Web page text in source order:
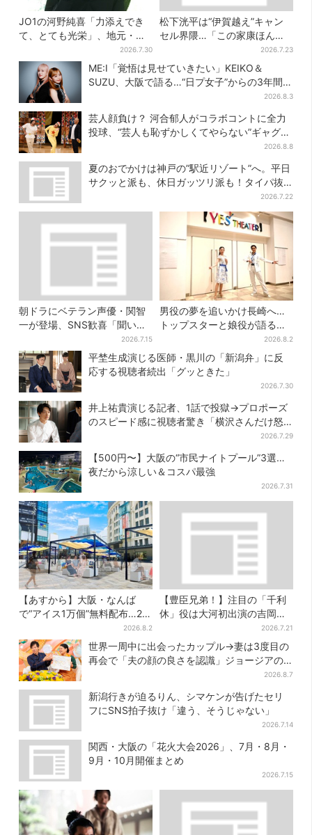
JO1の河野純喜「力添えでき
て、とても光栄」、地元・奈
良へ凱旋！学生時代の思い出
エピソードも
2026.7.30
松下洸平は“伊賀越え”キャン
セル界隈…「この家康ほんと
憎たらしいな」【豊臣兄弟】
2026.7.23
ME:I「覚悟は見せていきたい」KEIKO＆
SUZU、大阪で語る…“日プ女子”からの3年間
2026.8.3
芸人顔負け？ 河合郁人がコラボコントに全力
投球、“芸人も恥ずかしくてやらない”ギャグに
2026.8.8
夏のおでかけは神戸の”駅近リゾート”へ。平日
サクッと派も、休日ガッツリ派も！タイパ抜
2026.7.22
朝ドラにベテラン声優・関智
一が登場、SNS歓喜「聞いた
ことある声がすると思った
ら！」
2026.7.15
男役の夢を追いかけ長崎へ…
トップスターと娘役が語る
「ハウステンボス歌劇団」と
は？大阪で初公演開催
2026.8.2
平埜生成演じる医師・黒川の「新潟弁」に反
応する視聴者続出「グッときた」
2026.7.30
井上祐貴演じる記者、1話で投獄→プロポーズ
のスピード感に視聴者驚き「横沢さんだけ怒
2026.7.29
【500円〜】大阪の“市民ナイトプール”3選…
夜だから涼しい＆コスパ最強
2026.7.31
【あすから】大阪・なんば
で“アイス1万個”無料配布…2日
間限定で、ロッテの人気商品
もらえる
2026.8.2
【豊臣兄弟！】注目の「千利
休」役は大河初出演の吉岡秀
2026.7.21
世界一周中に出会ったカップル→妻は3度目の
再会で「夫の顔の良さを認識」ジョージアの
2026.8.7
新潟行きが迫るりん、シマケンが告げたセリ
フにSNS拍子抜け「違う、そうじゃない」
2026.7.14
関西・大阪の「花火大会2026」、7月・8月・
9月・10月開催まとめ
2026.7.15